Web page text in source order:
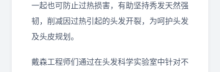
一起也可防止过热损害，有助坚持秀发天然强
韧，削减因过热引起的头发开裂，为呵护头发
及头皮规划。
戴森工程师们通过在头发科学实验室中针对不